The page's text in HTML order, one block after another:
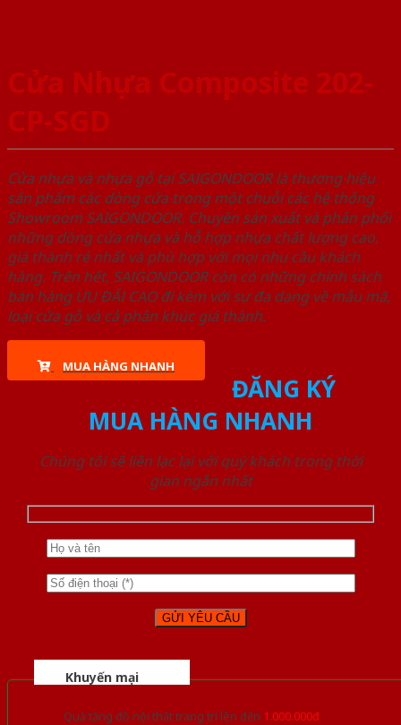
Cửa Nhựa Composite 202-
CP-SGD
Cửa nhựa và nhựa gỗ tại SAIGONDOOR là thương hiệu
sản phẩm các dòng cửa trong một chuỗi các hệ thống
Showroom SAIGONDOOR. Chuyên sản xuất và phân phối
những dòng cửa nhựa và hỗ hợp nhựa chất lượng cao,
giá thành rẻ nhất và phù hợp với mọi nhu cầu khách
hàng. Trên hết, SAIGONDOOR còn có những chính sách
bán hàng ƯU ĐÃI CAO đi kèm với sự đa dạng về mẫu mã,
loại cửa gỗ và cả phân khúc giá thành.
MUA HÀNG NHANH
ĐĂNG KÝ
MUA HÀNG NHANH
Chúng tôi sẽ liên lạc lại với quý khách trong thời
gian ngắn nhất
Khuyến mại
Quà tặng đồ nội thất trang trí lên đến 1.000.000đ